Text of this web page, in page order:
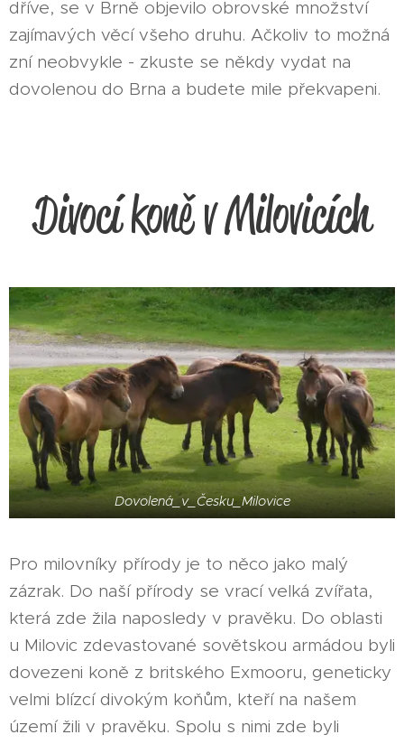
dříve, se v Brně objevilo obrovské množství
zajímavých věcí všeho druhu. Ačkoliv to možná
zní neobvykle - zkuste se někdy vydat na
dovolenou do Brna a budete mile překvapeni.
Divocí koně v Milovicích
Dovolená_v_Česku_Milovice
Pro milovníky přírody je to něco jako malý
zázrak. Do naší přírody se vrací velká zvířata,
která zde žila naposledy v pravěku. Do oblasti
u Milovic zdevastované sovětskou armádou byli
dovezeni koně z britského Exmooru, geneticky
velmi blízcí divokým koňům, kteří na našem
území žili v pravěku. Spolu s nimi zde byli